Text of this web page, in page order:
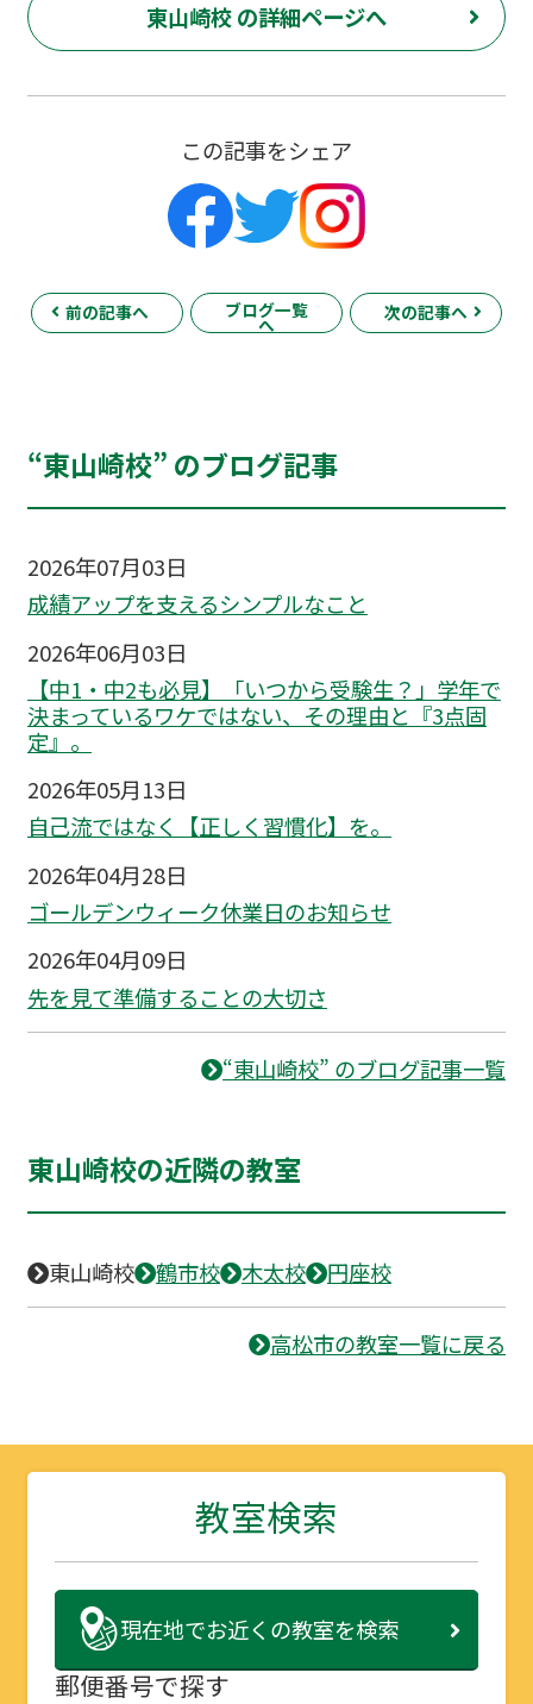
東山崎校 の詳細ページへ
この記事をシェア
前の記事へ ブログ一覧
へ
次の記事へ
“東山崎校” のブログ記事
2026年07月03日
成績アップを支えるシンプルなこと
2026年06月03日
【中1・中2も必見】「いつから受験生？」学年で
決まっているワケではない、その理由と『3点固
定』。
2026年05月13日
自己流ではなく【正しく習慣化】を。
2026年04月28日
ゴールデンウィーク休業日のお知らせ
2026年04月09日
先を見て準備することの大切さ
“東山崎校” のブログ記事一覧
東山崎校の近隣の教室
東山崎校 鶴市校 木太校 円座校
高松市の教室一覧に戻る
教室検索
現在地でお近くの教室を検索
郵便番号で探す